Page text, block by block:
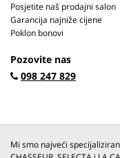
Posjetite naš prodajni salon
Garancija najniže cijene
Poklon bonovi
Pozovite nas
098 247 829
Mi smo najveći